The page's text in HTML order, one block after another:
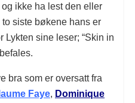
ikke ha lest den eller
to siste bøkene hans er
Lykten sine leser; “Skin in
bra som er oversatt fra
Faye, Dominique